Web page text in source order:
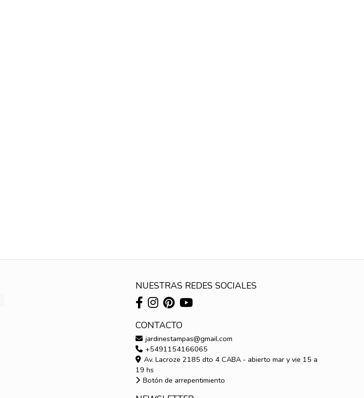
NUESTRAS REDES SOCIALES
CONTACTO
jardinestampas@gmail.com
+5491154166065
Av. Lacroze 2185 dto 4 CABA - abierto mar y vie 15 a
19 hs
Botón de arrepentimiento